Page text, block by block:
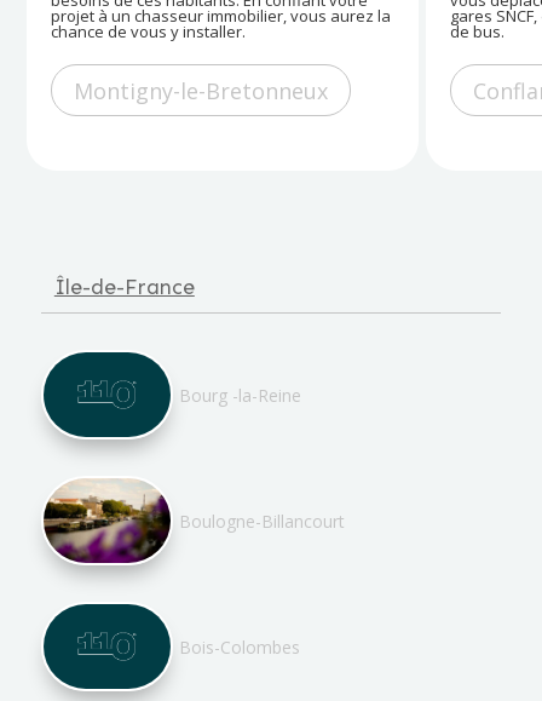
aurez la gares SNCF, de la gare de RER A et de 12 lignes
de bus.
Conflans-Sainte-Honorine
Île-de-France
Bourg -la-Reine
Boulogne-Billancourt
Bois-Colombes